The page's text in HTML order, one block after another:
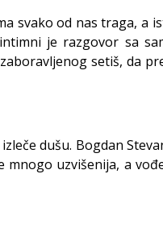
svako od nas traga, a
je razgovor sa
setiš, da
dušu. Bogdan
uzvišenija, a